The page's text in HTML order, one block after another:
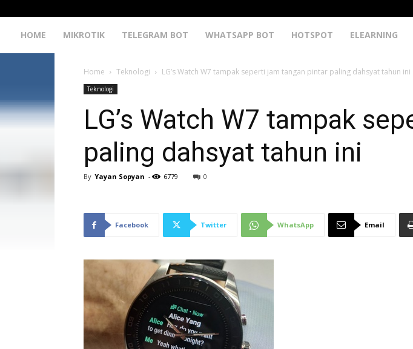
HOME MIKROTIK TELEGRAM BOT WHATSAPP BOT HOTSPOT ELEARNING
Home Teknologi LG’s Watch W7 tampak seperti jam tangan pintar paling dahsyat tahun ini
Teknologi
LG’s Watch W7 tampak
paling dahsyat tahun ini
By Yayan Sopyan - 6779 0
Facebook Twitter WhatsApp Email